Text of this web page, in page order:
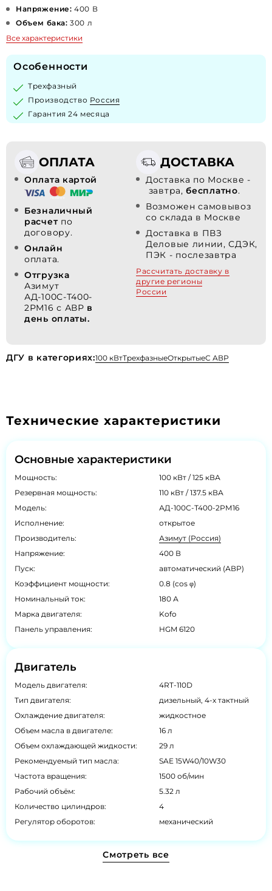
Напряжение: 400 В
Объем бака: 300 л
Все характеристики
Особенности
Трехфазный
Производство Россия
Гарантия 24 месяца
ОПЛАТА
Оплата картой
Безналичный
расчет по
договору.
Онлайн
оплата.
Отгрузка
Азимут
АД-100С-Т400-
2РМ16 с АВР в
день оплаты.
ДОСТАВКА
Доставка по Москве -
завтра,бесплатно.
Возможен самовывоз
со склада в Москве
Доставка в ПВЗ
Деловые линии, СДЭК,
ПЭК - послезавтра
Рассчитать доставку в
другие регионы
России
ДГУ в категориях:100 кВтТрехфазныеОткрытыеС АВР
Технические характеристики
Основные характеристики
Мощность:
100 кВт / 125 кВА
Резервная мощность:
110 кВт / 137.5 кВА
Модель:
АД-100С-Т400-2РМ16
Исполнение:
открытое
Производитель:
Азимут (Россия)
Напряжение:
400 В
Пуск:
автоматический (АВР)
Коэффициент мощности:
0.8 (cos φ)
Номинальный ток:
180 А
Марка двигателя:
Kofo
Панель управления:
HGM 6120
Двигатель
Модель двигателя:
4RT-110D
Тип двигателя:
дизельный, 4-х тактный
Охлаждение двигателя:
жидкостное
Объем масла в двигателе:
16 л
Объем охлаждающей жидкости:
29 л
Рекомендуемый тип масла:
SAE 15W40/10W30
Частота вращения:
1500 об/мин
Рабочий объём:
5.32 л
Количество цилиндров:
4
Регулятор оборотов:
механический
Смотреть все